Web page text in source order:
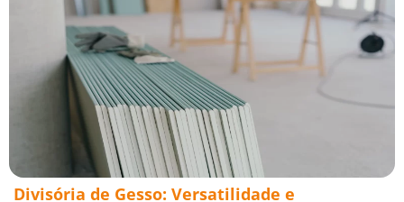
Divisória de Gesso: Versatilidade e